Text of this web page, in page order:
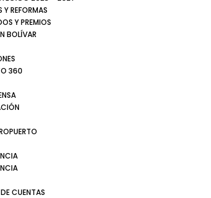
REFORMAS
Y PREMIOS
BOLÍVAR
360
CUENTAS